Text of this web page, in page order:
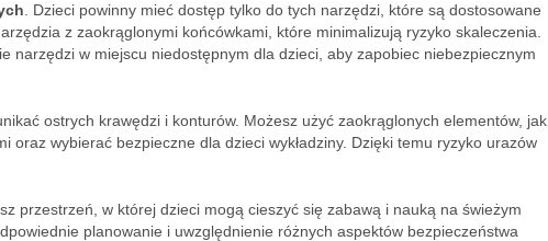
. Dzieci powinny mieć dostęp tylko do tych narzędzi, które są dostosowane
z zaokrąglonymi końcówkami, które minimalizują ryzyko skaleczenia.
narzędzi w miejscu niedostępnym dla dzieci, aby zapobiec niebezpiecznym
ostrych krawędzi i konturów. Możesz użyć zaokrąglonych elementów, jak
oraz wybierać bezpieczne dla dzieci wykładziny. Dzięki temu ryzyko urazów
przestrzeń, w której dzieci mogą cieszyć się zabawą i nauką na świeżym
planowanie i uwzględnienie różnych aspektów bezpieczeństwa